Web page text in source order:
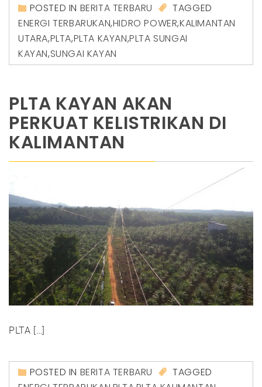
POSTED IN BERITA TERBARU
TAGGED
ENERGI TERBARUKAN,HIDRO POWER,KALIMANTAN
UTARA,PLTA,PLTA KAYAN,PLTA SUNGAI
KAYAN,SUNGAI KAYAN
PLTA KAYAN AKAN
PERKUAT KELISTRIKAN DI
KALIMANTAN
PLTA […]
POSTED IN BERITA TERBARU
TAGGED